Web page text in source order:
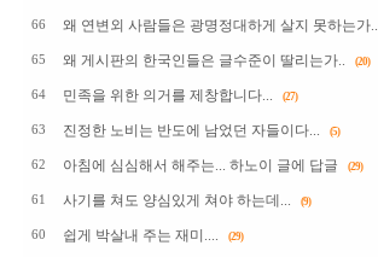
66 왜 연변외 사람들은 광명정대하게 살지 못하는가..
65 왜 게시판의 한국인들은 글수준이 딸리는가.. (20)
64 민족을 위한 의거를 제창합니다... (27)
63 진정한 노비는 반도에 남었던 자들이다... (5)
62 아침에 심심해서 해주는... 하노이 글에 답글 (29)
61 사기를 쳐도 양심있게 쳐야 하는데... (9)
60 쉽게 박살내 주는 재미.... (29)